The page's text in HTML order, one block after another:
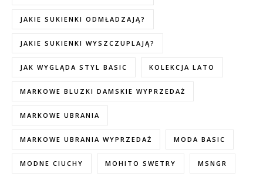
JAKIE SUKIENKI ODMŁADZAJĄ?
JAKIE SUKIENKI WYSZCZUPLAJĄ?
JAK WYGLĄDA STYL BASIC KOLEKCJA LATO
MARKOWE BLUZKI DAMSKIE WYPRZEDAŻ
MARKOWE UBRANIA
MARKOWE UBRANIA WYPRZEDAŻ MODA BASIC
MODNE CIUCHY MOHITO SWETRY MSNGR